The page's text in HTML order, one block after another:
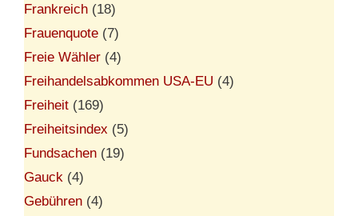
Frankreich (18)
Frauenquote (7)
Freie Wähler (4)
Freihandelsabkommen USA-EU (4)
Freiheit (169)
Freiheitsindex (5)
Fundsachen (19)
Gauck (4)
Gebühren (4)